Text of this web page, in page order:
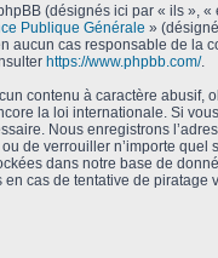
(désignés ici par « ils »,
Publique Générale »
aucun cas responsable de la
https://www.phpbb.com/.
contenu à caractère abusif,
la loi internationale. Si
Nous enregistrons
de verrouiller n’importe
dans notre base de
cas de tentative de piratage